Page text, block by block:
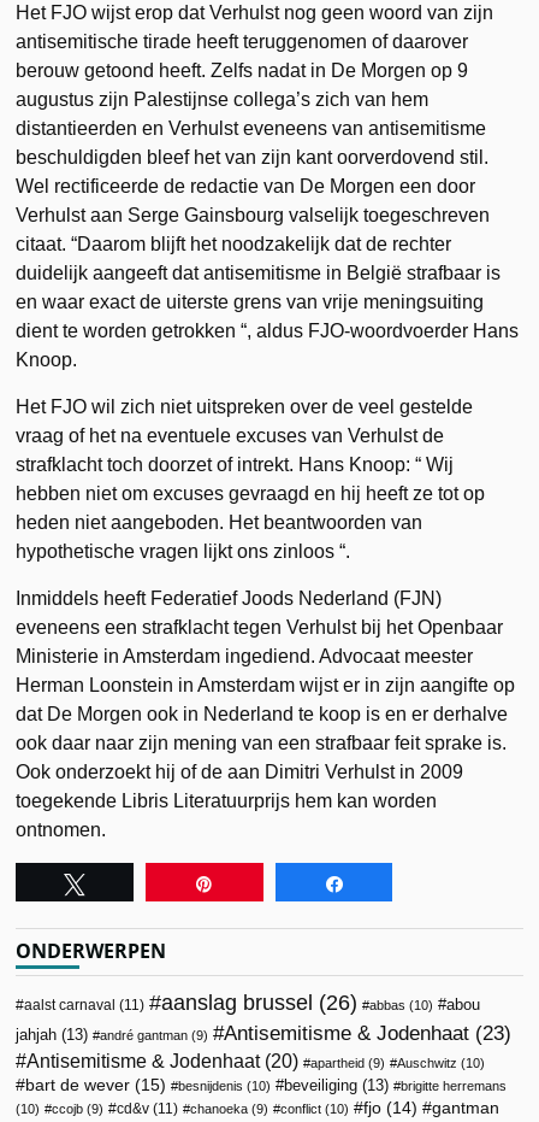
Het FJO wijst erop dat Verhulst nog geen woord van zijn
antisemitische tirade heeft teruggenomen of daarover
berouw getoond heeft. Zelfs nadat in De Morgen op 9
augustus zijn Palestijnse collega’s zich van hem
distantieerden en Verhulst eveneens van antisemitisme
beschuldigden bleef het van zijn kant oorverdovend stil.
Wel rectificeerde de redactie van De Morgen een door
Verhulst aan Serge Gainsbourg valselijk toegeschreven
citaat. “Daarom blijft het noodzakelijk dat de rechter
duidelijk aangeeft dat antisemitisme in België strafbaar is
en waar exact de uiterste grens van vrije meningsuiting
dient te worden getrokken “, aldus FJO-woordvoerder Hans
Knoop.
Het FJO wil zich niet uitspreken over de veel gestelde
vraag of het na eventuele excuses van Verhulst de
strafklacht toch doorzet of intrekt. Hans Knoop: “ Wij
hebben niet om excuses gevraagd en hij heeft ze tot op
heden niet aangeboden. Het beantwoorden van
hypothetische vragen lijkt ons zinloos “.
Inmiddels heeft Federatief Joods Nederland (FJN)
eveneens een strafklacht tegen Verhulst bij het Openbaar
Ministerie in Amsterdam ingediend. Advocaat meester
Herman Loonstein in Amsterdam wijst er in zijn aangifte op
dat De Morgen ook in Nederland te koop is en er derhalve
ook daar naar zijn mening van een strafbaar feit sprake is.
Ook onderzoekt hij of de aan Dimitri Verhulst in 2009
toegekende Libris Literatuurprijs hem kan worden
ontnomen.
ONDERWERPEN
aalst carnaval (11) aanslag brussel (26) abbas (10)
abou
jahjah (13) andré gantman (9) Antisemitisme & Jodenhaat (23)
Antisemitisme & Jodenhaat(20) apartheid (9) Auschwitz (10)
bart de wever (15) besnijdenis (10) beveiliging (13)
brigitte herremans
(10)
ccojb (9) cd&v (11) chanoeka (9) conflict (10) fjo (14) gantman